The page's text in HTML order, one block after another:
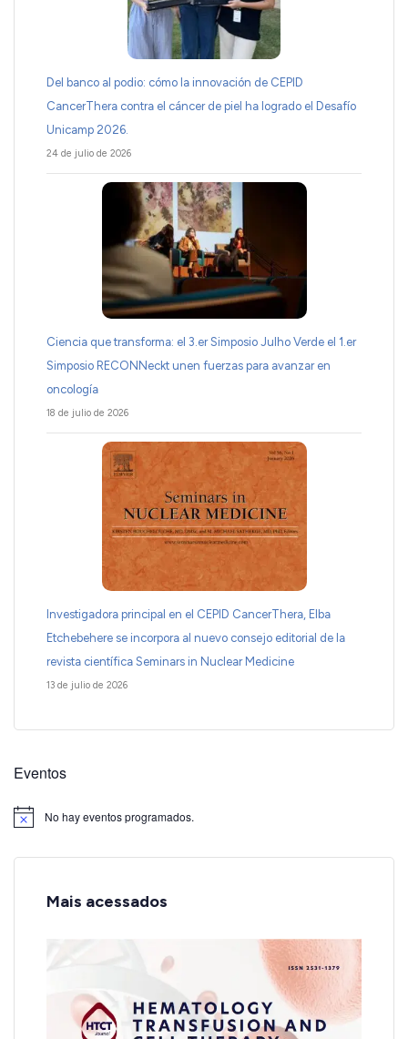
Del banco al podio: cómo la innovación de CEPID
CancerThera contra el cáncer de piel ha logrado el Desafío
Unicamp 2026.
24 de julio de 2026
Ciencia que transforma: el 3.er Simposio Julho Verde el 1.er
Simposio RECONNeckt unen fuerzas para avanzar en
oncología
18 de julio de 2026
Investigadora principal en el CEPID CancerThera, Elba
Etchebehere se incorpora al nuevo consejo editorial de la
revista científica Seminars in Nuclear Medicine
13 de julio de 2026
Eventos
Aviso No hay eventos programados.
Mais acessados